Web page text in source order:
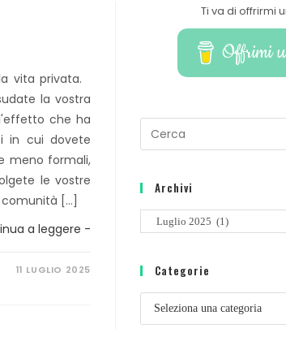
vita privata.
la vostra
che ha
in cui dovete
meno formali,
le vostre
[…]
a leggere -
11 LUGLIO 2025
Ti va di offrirmi
Offrimi
Archivi
Archivi
Categorie
Categorie